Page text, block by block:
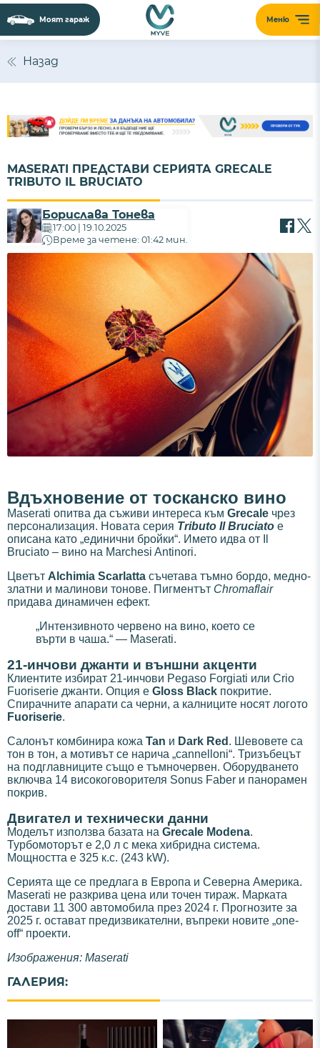
Меню
Моят гараж
Назад
MASERATI ПРЕДСТАВИ СЕРИЯТА GRECALE
TRIBUTO IL BRUCIATO
Борислава Тонева
17:00 | 19.10.2025
Време за четене: 01:42 мин.
Вдъхновение от тосканско вино
Maserati опитва да съживи интереса към Grecale чрез
персонализация. Новата серия Tributo Il Bruciato е
описана като „единични бройки“. Името идва от Il
Bruciato – вино на Marchesi Antinori.
Цветът Alchimia Scarlatta съчетава тъмно бордо, медно-
златни и малинови тонове. Пигментът Chromaflair
придава динамичен ефект.
„Интензивното червено на вино, което се
върти в чаша.“ — Maserati.
21-инчови джанти и външни акценти
Клиентите избират 21-инчови Pegaso Forgiati или Crio
Fuoriserie джанти. Опция е Gloss Black покритие.
Спирачните апарати са черни, а калниците носят логото
Fuoriserie.
Салонът комбинира кожа Tan и Dark Red . Шевовете са
тон в тон, а мотивът се нарича „cannelloni“. Тризъбецът
на подглавниците също е тъмночервен. Оборудването
включва 14 високоговорителя Sonus Faber и панорамен
покрив.
Двигател и технически данни
Моделът използва базата на Grecale Modena.
Турбомоторът е 2,0 л с мека хибридна система.
Мощността е 325 к.с. (243 kW).
Серията ще се предлага в Европа и Северна Америка.
Maserati не разкрива цена или точен тираж. Марката
достави 11 300 автомобила през 2024 г. Прогнозите за
2025 г. остават предизвикателни, въпреки новите „one-
off“ проекти.
Изображения: Maserati
ГАЛЕРИЯ: